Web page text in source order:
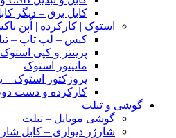
کابل برق – دیگر
استوک | کارکرده | اُپن
کیس – لپ تاپ –
پرینتر و کپی استوک
مانیتور استوک
پروژکتور استوک –
کارکرده و دست
گوشی و تبلت
گوشی موبایل – تبلت
شارژر دیواری – کابل